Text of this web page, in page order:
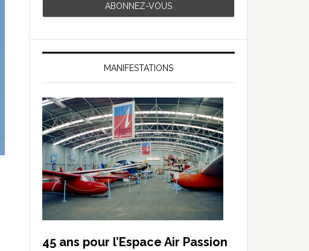
MANIFESTATIONS
45 ans pour l’Espace Air Passion